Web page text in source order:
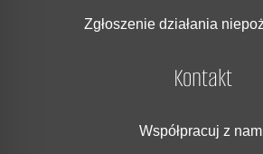
Zgłoszenie działania
Kontakt
Współpracuj z